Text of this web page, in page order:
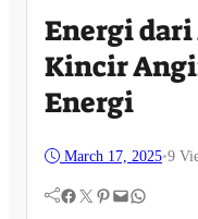
Energi
Kincir
Energi
March 17, 2025•9
Facebook Twitter Pinterest Mail WhatsApp